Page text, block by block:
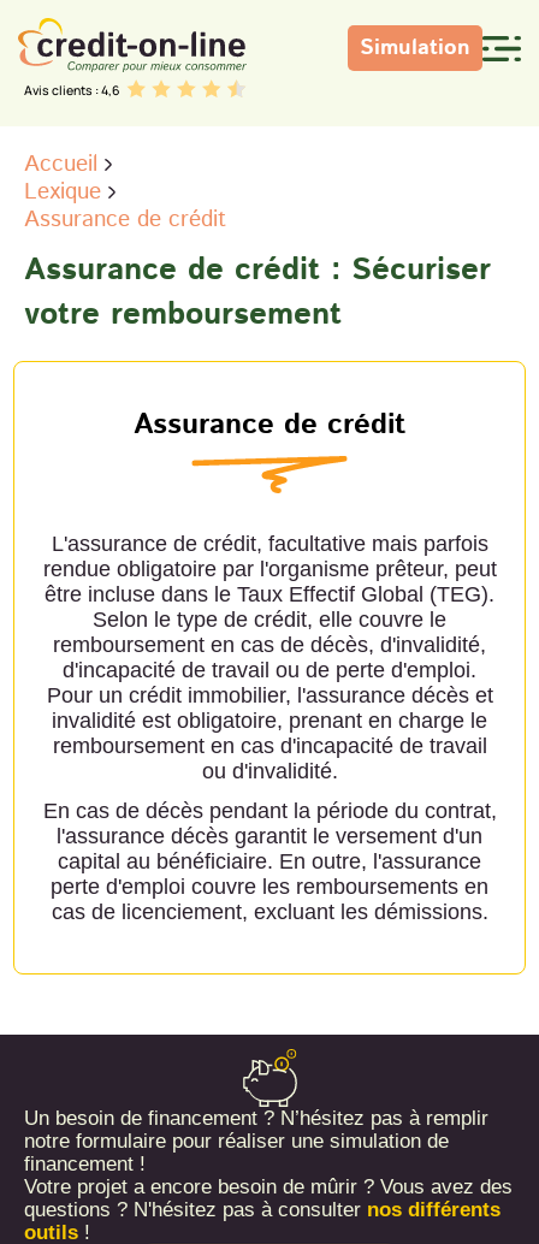
Avis clients : 4,6
Simulation
Accueil
Lexique
Assurance de crédit
Assurance de crédit : Sécuriser
votre remboursement
Assurance de crédit
L'assurance de crédit, facultative mais parfois
rendue obligatoire par l'organisme prêteur, peut
être incluse dans le Taux Effectif Global (TEG).
Selon le type de crédit, elle couvre le
remboursement en cas de décès, d'invalidité,
d'incapacité de travail ou de perte d'emploi.
Pour un crédit immobilier, l'assurance décès et
invalidité est obligatoire, prenant en charge le
remboursement en cas d'incapacité de travail
ou d'invalidité.
En cas de décès pendant la période du contrat,
l'assurance décès garantit le versement d'un
capital au bénéficiaire. En outre, l'assurance
perte d'emploi couvre les remboursements en
cas de licenciement, excluant les démissions.
Un besoin de financement ? N’hésitez pas à remplir
notre formulaire pour réaliser une simulation de
financement !
Votre projet a encore besoin de mûrir ? Vous avez des
questions ? N'hésitez pas à consulter nos différents
outils !